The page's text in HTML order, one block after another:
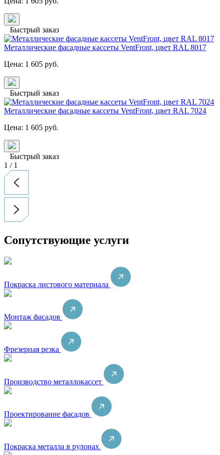
Быстрый заказ
Металлические фасадные кассеты VentFront, цвет RAL 8017
Цена: 1 605 руб.
Быстрый заказ
Металлические фасадные кассеты VentFront, цвет RAL 7024
Цена: 1 605 руб.
Быстрый заказ
1 / 1
Сопутствующие услуги
Покраска листового материала
Монтаж фасадов
Фрезерная резка
Производство металлокассет
Проектирование фасадов
Покраска металла в рулонах